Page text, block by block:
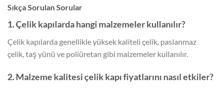
Sıkça Sorulan Sorular
1. Çelik kapılarda hangi malzemeler kullanılır?
Çelik kapılarda genellikle yüksek kaliteli çelik, paslanmaz
çelik, taş yünü ve poliüretan gibi malzemeler kullanılır.
2. Malzeme kalitesi çelik kapı fiyatlarını nasıl etkiler?